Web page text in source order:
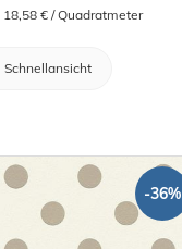
18,58 € / Quadratmeter
Schnellansicht
-36%